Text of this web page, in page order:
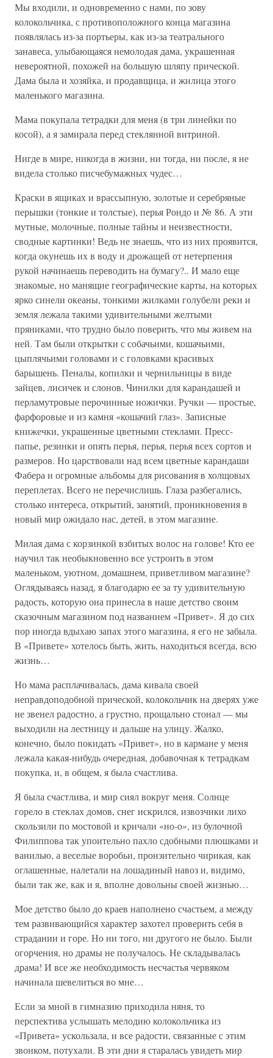
Мы входили, и одновременно с нами, по зову
колокольчика, с противоположного конца магазина
появлялась из-за портьеры, как из-за театрального
занавеса, улыбающаяся немолодая дама, украшенная
невероятной, похожей на большую шляпу прической.
Дама была и хозяйка, и продавщица, и жилица этого
маленького магазина.
Мама покупала тетрадки для меня (в три линейки по
косой), а я замирала перед стеклянной витриной.
Нигде в мире, никогда в жизни, ни тогда, ни после, я не
видела столько писчебумажных чудес…
Краски в ящиках и врассыпную, золотые и серебряные
перышки (тонкие и толстые), перья Рондо и № 86. А эти
мутные, молочные, полные тайны и неизвестности,
сводные картинки! Ведь не знаешь, что из них проявится,
когда окунешь их в воду и дрожащей от нетерпения
рукой начинаешь переводить на бумагу?.. И мало еще
знакомые, но манящие географические карты, на которых
ярко синели океаны, тонкими жилками голубели реки и
земля лежала такими удивительными желтыми
пряниками, что трудно было поверить, что мы живем на
ней. Там были открытки с собачьими, кошачьими,
цыплячьими головами и с головками красивых
барышень. Пеналы, копилки и чернильницы в виде
зайцев, лисичек и слонов. Чинилки для карандашей и
перламутровые перочинные ножички. Ручки — простые,
фарфоровые и из камня «кошачий глаз». Записные
книжечки, украшенные цветными стеклами. Пресс-
папье, резинки и опять перья, перья, перья всех сортов и
размеров. Но царствовали над всем цветные карандаши
Фабера и огромные альбомы для рисования в холщовых
переплетах. Всего не перечислишь. Глаза разбегались,
столько интереса, открытий, занятий, проникновения в
новый мир ожидало нас, детей, в этом магазине.
Милая дама с корзинкой взбитых волос на голове! Кто ее
научил так необыкновенно все устроить в этом
маленьком, уютном, домашнем, приветливом магазине?
Оглядываясь назад, я благодарю ее за ту удивительную
радость, которую она принесла в наше детство своим
сказочным магазином под названием «Привет». Я до сих
пор иногда вдыхаю запах этого магазина, я его не забыла.
В «Привете» хотелось быть, жить, находиться всегда, всю
жизнь…
Но мама расплачивалась, дама кивала своей
неправдоподобной прической, колокольчик на дверях уже
не звенел радостно, а грустно, прощально стонал — мы
выходили на лестницу и дальше на улицу. Жалко,
конечно, было покидать «Привет», но в кармане у меня
лежала какая-нибудь очередная, добавочная к тетрадкам
покупка, и, в общем, я была счастлива.
Я была счастлива, и мир сиял вокруг меня. Солнце
горело в стеклах домов, снег искрился, извозчики лихо
скользили по мостовой и кричали «но-о», из булочной
Филиппова так упоительно пахло сдобными плюшками и
ванилью, а веселые воробьи, пронзительно чирикая, как
оглашенные, налетали на лошадиный навоз и, видимо,
были так же, как и я, вполне довольны своей жизнью…
Мое детство было до краев наполнено счастьем, а между
тем развивающийся характер захотел проверить себя в
страдании и горе. Но ни того, ни другого не было. Были
огорчения, но драмы не получалось. Не складывалась
драма! И все же необходимость несчастья червяком
начинала шевелиться во мне…
Если за мной в гимназию приходила няня, то
перспектива услышать мелодию колокольчика из
«Привета» ускользала, и все радости, связанные с этим
звонком, потухали. В эти дни я старалась увидеть мир